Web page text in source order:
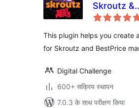
Skroutz &
BestPrice
This plugin helps you create
for Skroutz and BestPrice
Digital Challenge
600+ सक्रिय स्थापन
7.0.3 के साथ परीक्षण किया